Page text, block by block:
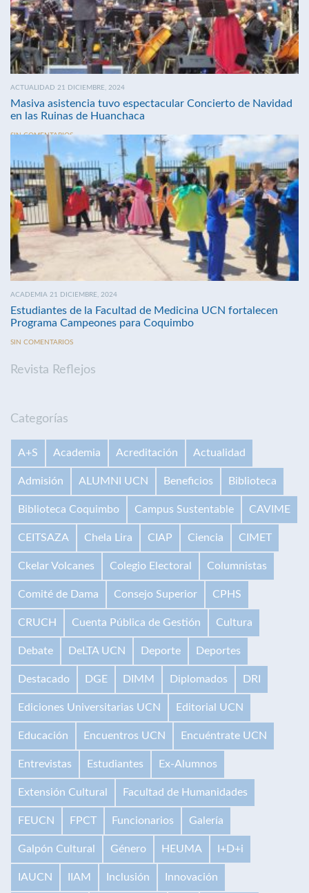
ACTUALIDAD 21 DICIEMBRE, 2024
Masiva asistencia tuvo espectacular Concierto de Navidad
en las Ruinas de Huanchaca
SIN COMENTARIOS
ACADEMIA 21 DICIEMBRE, 2024
Estudiantes de la Facultad de Medicina UCN fortalecen
Programa Campeones para Coquimbo
SIN COMENTARIOS
Revista Reflejos
Categorías
A+S Academia Acreditación Actualidad
Admisión ALUMNI UCN Beneficios Biblioteca
Biblioteca Coquimbo Campus Sustentable CAVIME
CEITSAZA Chela Lira CIAP Ciencia CIMET
Ckelar Volcanes Colegio Electoral Columnistas
Comité de Dama Consejo Superior CPHS
CRUCH Cuenta Pública de Gestión Cultura
Debate DeLTA UCN Deporte Deportes
Destacado DGE DIMM Diplomados DRI
Ediciones Universitarias UCN Editorial UCN
Educación Encuentros UCN Encuéntrate UCN
Entrevistas Estudiantes Ex-Alumnos
Extensión Cultural Facultad de Humanidades
FEUCN FPCT Funcionarios Galería
Galpón Cultural Género HEUMA I+D+i
IAUCN IIAM Inclusión Innovación